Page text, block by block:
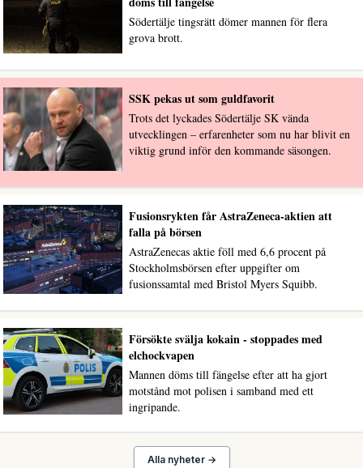
Södertälje tingsrätt dömer mannen för flera
grova brott.
SSK pekas ut som guldfavorit
Trots det lyckades Södertälje SK vända
utvecklingen – erfarenheter som nu har blivit en
viktig grund inför den kommande säsongen.
Fusionsrykten får AstraZeneca-aktien att
falla på börsen
AstraZenecas aktie föll med 6,6 procent på
Stockholmsbörsen efter uppgifter om
fusionssamtal med Bristol Myers Squibb.
Försökte svälja kokain - stoppades med
elchockvapen
Mannen döms till fängelse efter att ha gjort
motstånd mot polisen i samband med ett
ingripande.
Alla nyheter →